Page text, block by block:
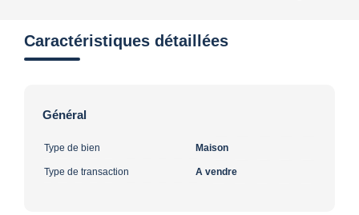
Caractéristiques détaillées
Général
Type de bien Maison
Type de transaction A vendre